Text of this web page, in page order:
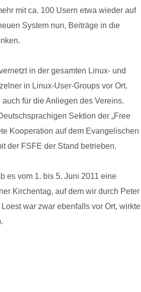
mit ca. 100 Usern etwa wieder auf
System nun, Beiträge in die
in der gesamten Linux- und
in Linux-User-Groups vor Ort.
für die Anliegen des Vereins.
Sektion der „Free
Kooperation auf dem Evangelischen
der FSFE der Stand betrieben.
es vom 1. bis 5. Juni 2011 eine
Kirchentag, auf dem wir durch Peter
war zwar ebenfalls vor Ort, wirkte